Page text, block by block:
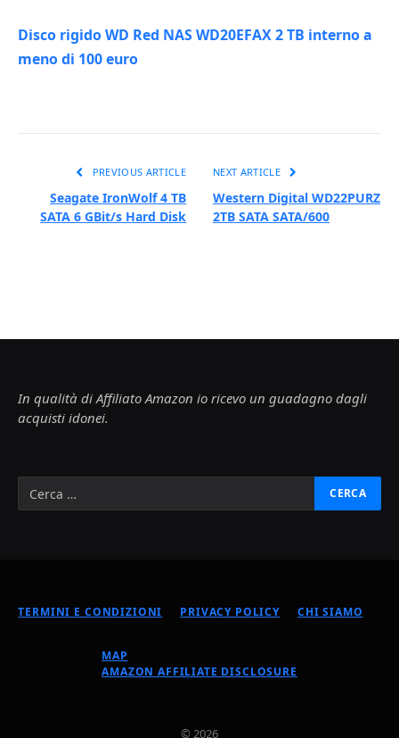
Disco rigido WD Red NAS WD20EFAX 2 TB interno a
meno di 100 euro
PREVIOUS ARTICLE
Seagate IronWolf 4 TB
SATA 6 GBit/s Hard Disk
NEXT ARTICLE
Western Digital WD22PURZ
2TB SATA SATA/600
In qualità di Affiliato Amazon io ricevo un guadagno dagli
acquisti idonei.
TERMINI E CONDIZIONI PRIVACY POLICY CHI SIAMO
MAP
AMAZON AFFILIATE DISCLOSURE
© 2026